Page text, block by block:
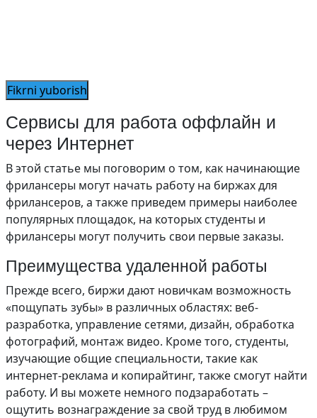
Сервисы для работа оффлайн и
через Интернет
В этой статье мы поговорим о том, как начинающие
фрилансеры могут начать работу на биржах для
фрилансеров, а также приведем примеры наиболее
популярных площадок, на которых студенты и
фрилансеры могут получить свои первые заказы.
Преимущества удаленной работы
Прежде всего, биржи дают новичкам возможность
«пощупать зубы» в различных областях: веб-
разработка, управление сетями, дизайн, обработка
фотографий, монтаж видео. Кроме того, студенты,
изучающие общие специальности, такие как
интернет-реклама и копирайтинг, также смогут найти
работу. И вы можете немного подзаработать –
ощутить вознаграждение за свой труд в любимом